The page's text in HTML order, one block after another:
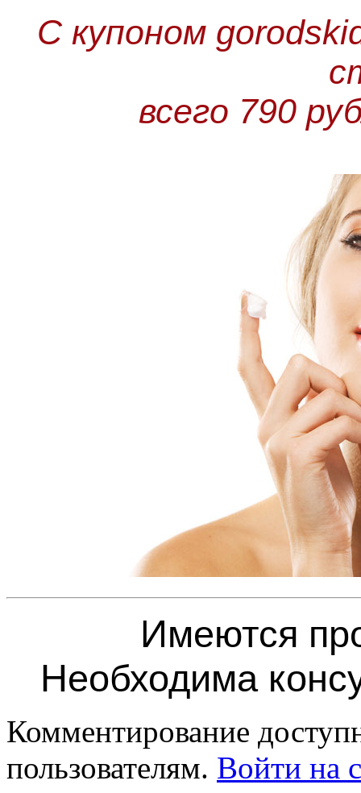
С купоном
всего 790
Имеются
Необходима
Комментирование
пользователям. Войти на